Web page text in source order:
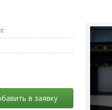
в заявку